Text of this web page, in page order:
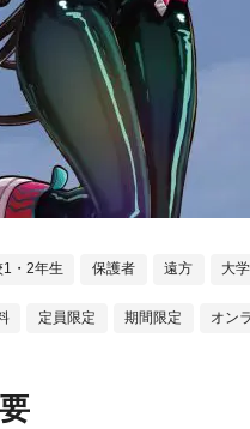
1・2年生 保護者 遠方 大
定員限定 期間限定 オン